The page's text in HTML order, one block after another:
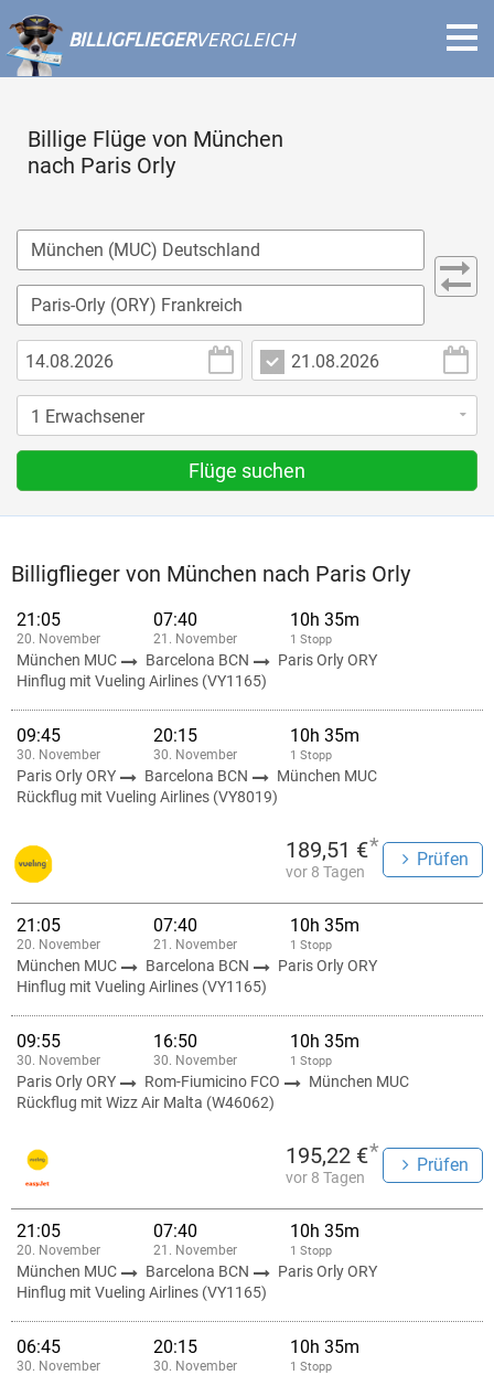
BILLIGFLIEGERVERGLEICH
Billige Flüge von München
nach Paris Orly
Flüge suchen
Billigflieger von München nach Paris Orly
21:05
20. November
07:40
21. November
10h 35m
1 Stopp
München MUC Barcelona BCN
Paris Orly ORY
Hinflug mit Vueling Airlines (VY1165)
09:45
30. November
20:15
30. November
10h 35m
1 Stopp
Paris Orly ORY Barcelona BCN
München MUC
Rückflug mit Vueling Airlines (VY8019)
189,51 €*
vor 8 Tagen
Prüfen
21:05
20. November
07:40
21. November
10h 35m
1 Stopp
München MUC Barcelona BCN
Paris Orly ORY
Hinflug mit Vueling Airlines (VY1165)
09:55
30. November
16:50
30. November
10h 35m
1 Stopp
Paris Orly ORY Rom-Fiumicino FCO
München MUC
Rückflug mit Wizz Air Malta (W46062)
195,22 €*
vor 8 Tagen
Prüfen
21:05
20. November
07:40
21. November
10h 35m
1 Stopp
München MUC Barcelona BCN
Paris Orly ORY
Hinflug mit Vueling Airlines (VY1165)
06:45
30. November
20:15
30. November
10h 35m
1 Stopp